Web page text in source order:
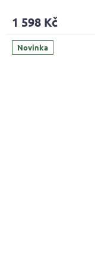
1 598 Kč
Novinka